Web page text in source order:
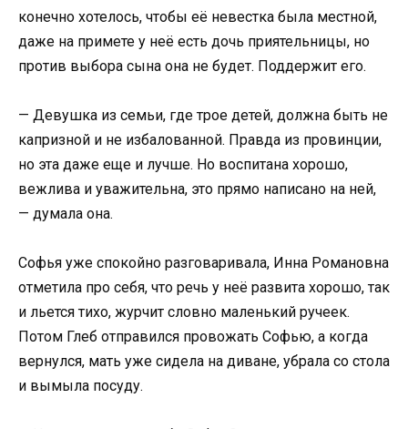
конечно хотелось, чтобы её невестка была местной,
даже на примете у неё есть дочь приятельницы, но
против выбора сына она не будет. Поддержит его.
— Девушка из семьи, где трое детей, должна быть не
капризной и не избалованной. Правда из провинции,
но эта даже еще и лучше. Но воспитана хорошо,
вежлива и уважительна, это прямо написано на ней,
— думала она.
Софья уже спокойно разговаривала, Инна Романовна
отметила про себя, что речь у неё развита хорошо, так
и льется тихо, журчит словно маленький ручеек.
Потом Глеб отправился провожать Софью, а когда
вернулся, мать уже сидела на диване, убрала со стола
и вымыла посуду.